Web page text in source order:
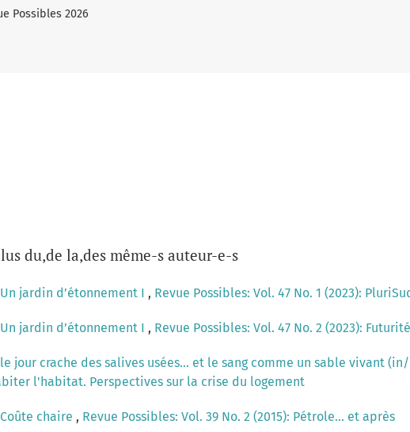
Possibles 2026
du,de la,des même-s auteur-e-s
Un jardin d’étonnement I , Revue Possibles: Vol. 47 No. 1 (2023):
Un jardin d’étonnement I , Revue Possibles: Vol. 47 No. 2 (2023):
le jour crache des salives usées... et le sang comme un sable vivant
l'habitat. Perspectives sur la crise du logement
Coûte chaire , Revue Possibles: Vol. 39 No. 2 (2015): Pétrole... et après